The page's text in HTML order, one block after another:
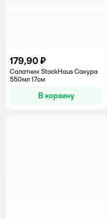
179,90 ₽
Салатник StockHaus Сакура
550мл 17см
В корзину